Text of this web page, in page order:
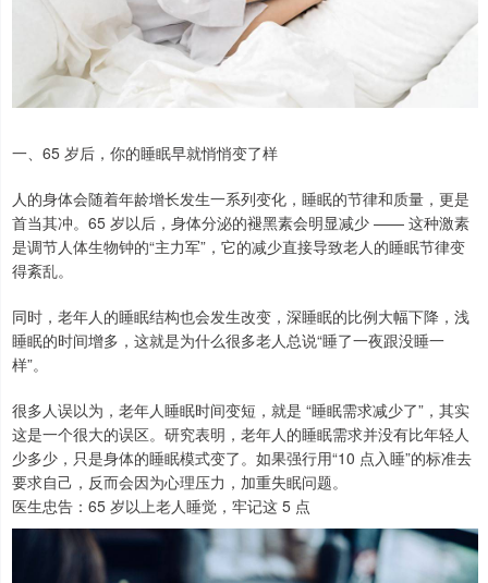
一、65 岁后，你的睡眠早就悄悄变了样
人的身体会随着年龄增长发生一系列变化，睡眠的节律和质量，更是
首当其冲。65 岁以后，身体分泌的褪黑素会明显减少 —— 这种激素
是调节人体生物钟的“主力军”，它的减少直接导致老人的睡眠节律变
得紊乱。
同时，老年人的睡眠结构也会发生改变，深睡眠的比例大幅下降，浅
睡眠的时间增多，这就是为什么很多老人总说“睡了一夜跟没睡一
样”。
很多人误以为，老年人睡眠时间变短，就是 “睡眠需求减少了”，其实
这是一个很大的误区。研究表明，老年人的睡眠需求并没有比年轻人
少多少，只是身体的睡眠模式变了。如果强行用“10 点入睡”的标准去
要求自己，反而会因为心理压力，加重失眠问题。
医生忠告：65 岁以上老人睡觉，牢记这 5 点